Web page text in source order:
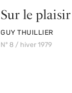
Sur le
PAR
GUY THUILLIER
Nº 8 / hiver 1979